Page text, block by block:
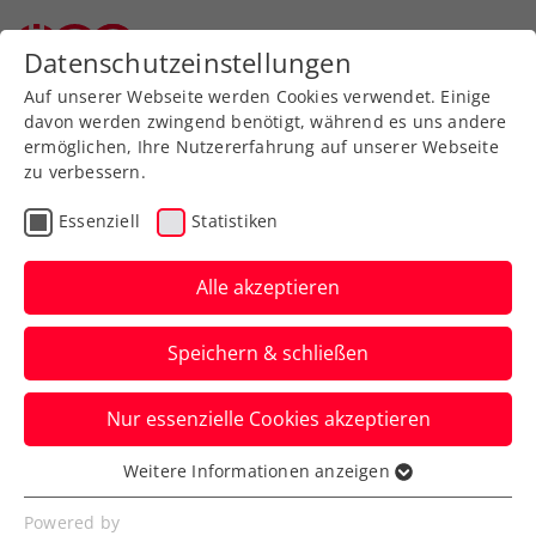
Zurück zur Newsübersicht
Turniere
ATP Marrakesch: „Gute
Woche“ ohne Happy End
für Erler/Miedler
Österreichs Davis-Cup-Duo muss sich in
Marokko im Doppel im Finale unglücklich
geschlagen geben.
Verfasst von: Manuel Wachta, 08.04.2023
Datenschutzeinstellungen
Auf unserer Webseite werden Cookies verwendet. Einige
davon werden zwingend benötigt, während es uns andere
ermöglichen, Ihre Nutzererfahrung auf unserer Webseite
zu verbessern.
Essenziell Statistiken
Alle akzeptieren
Speichern & schließen
Nur essenzielle Cookies akzeptieren
Essenziell
Essenzielle Cookies werden für grundlegende
Weitere Informationen anzeigen
Powered by